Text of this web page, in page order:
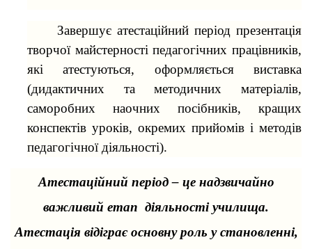
Завершує атестаційний період презентація
творчої майстерності педагогічних працівників,
які атестуються, оформляється виставка
(дидактичних та методичних матеріалів,
саморобних наочних посібників, кращих
конспектів уроків, окремих прийомів і методів
педагогічної діяльності).
Атестаційний період – це надзвичайно
важливий етап діяльності училища.
Атестація відіграє основну роль у становленні,